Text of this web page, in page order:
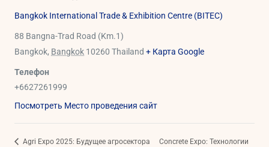
Bangkok International Trade & Exhibition Centre (BITEC)
88 Bangna-Trad Road (Km.1)
Bangkok, Bangkok 10260 Thailand + Карта Google
Телефон
+6627261999
Посмотреть Место проведения сайт
Agri Expo 2025: Будущее агросектора
Concrete Expo: Технологии